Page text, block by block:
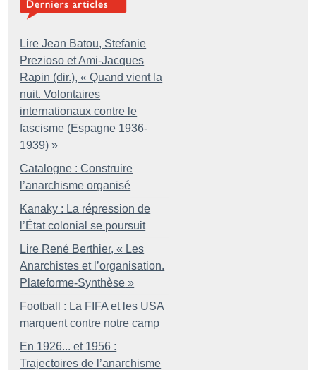
Lire Jean Batou, Stefanie
Prezioso et Ami-Jacques
Rapin (dir.), « Quand vient la
nuit. Volontaires
internationaux contre le
fascisme (Espagne 1936-
1939) »
Catalogne : Construire
l’anarchisme organisé
Kanaky : La répression de
l’État colonial se poursuit
Lire René Berthier, « Les
Anarchistes et l’organisation.
Plateforme-Synthèse »
Football : La FIFA et les USA
marquent contre notre camp
En 1926... et 1956 :
Trajectoires de l’anarchisme